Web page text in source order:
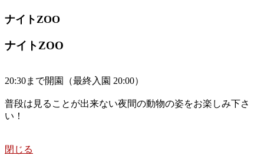
ナイトZOO
ナイトZOO
20:30まで開園（最終入園 20:00）
普段は見ることが出来ない夜間の動物の姿をお楽しみ下さ
い！
閉じる